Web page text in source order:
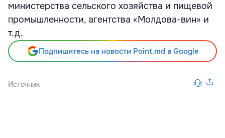
министерства сельского хозяйства и пищевой
промышленности, агентства «Молдова-вин» и
т.д.
Подпишитесь на новости Point.md в Google
Источник